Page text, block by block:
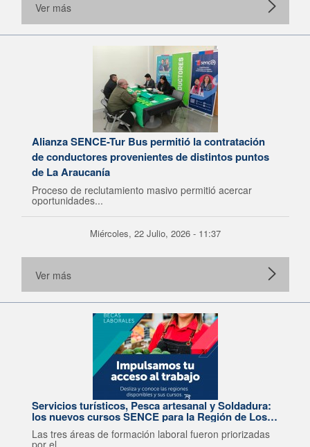
Ver más
Alianza SENCE-Tur Bus permitió la contratación
de conductores provenientes de distintos puntos
de La Araucanía
Proceso de reclutamiento masivo permitió acercar
oportunidades...
Miércoles, 22 Julio, 2026 - 11:37
Ver más
Servicios turísticos, Pesca artesanal y Soldadura:
los nuevos cursos SENCE para la Región de Los
Lagos
Las tres áreas de formación laboral fueron priorizadas
por el...